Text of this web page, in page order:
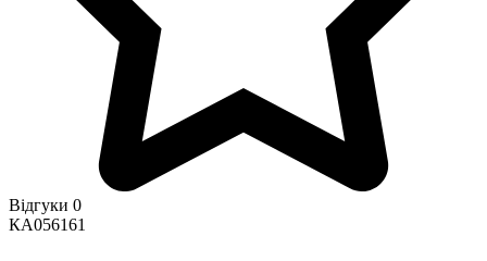
Відгуки 0
КА056161